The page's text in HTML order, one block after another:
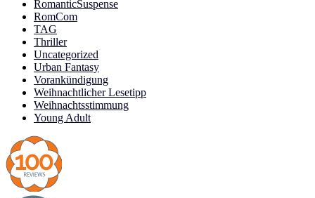
RomanticSuspense
RomCom
TAG
Thriller
Uncategorized
Urban Fantasy
Vorankündigung
Weihnachtlicher Lesetipp
Weihnachtsstimmung
Young Adult